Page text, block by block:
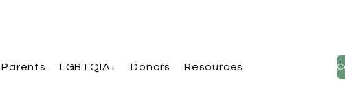
LGBTQIA+ Donors Resources